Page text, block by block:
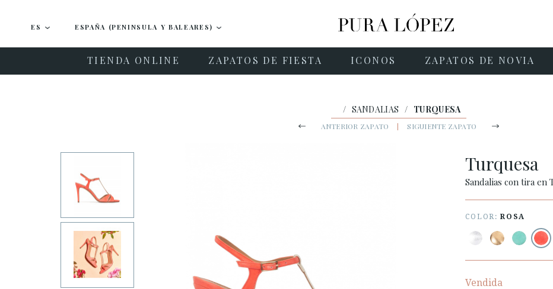
ES ESPAÑA (PENINSULA Y BALEARES)
TIENDA ONLINE ZAPATOS DE FIESTA ICONOS ZAPATOS DE NOVIA
/ SANDALIAS / TURQUESA
ANTERIOR ZAPATO | SIGUIENTE ZAPATO
Turquesa
Sandalias con tira en
COLOR:ROSA
Vendida